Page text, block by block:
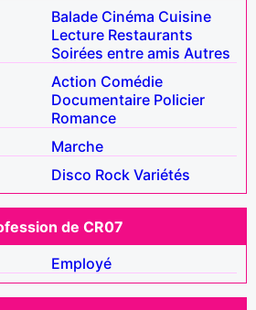
Balade Cinéma Cuisine
Lecture Restaurants
Soirées entre amis Autres
Action Comédie
Documentaire Policier
Romance
Marche
Disco Rock Variétés
de CR07
Employé